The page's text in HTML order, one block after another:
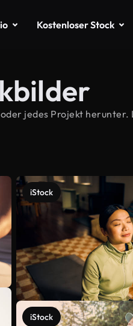
Kostenloser Stock
jedes Projekt
iStock
iStock